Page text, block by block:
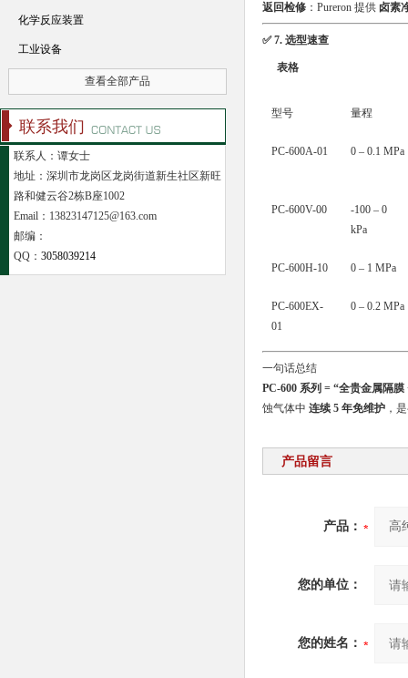
返回检修：Pureron 提供 卤素
✅ 7. 选型速查
表格
型号 量程
PC-600A-01 0 – 0.1 MPa
PC-600V-00
-100 – 0
kPa
PC-600H-10 0 – 1 MPa
PC-600EX-
01
0 – 0.2 MPa
一句话总结
PC-600 系列 = “全贵金属隔
蚀气体中 连续 5 年免维护，
产品留言
产品：
您的单位：
您的姓名：
化学反应装置
工业设备
查看全部产品
联系我们
联系人：谭女士
地址：深圳市龙岗区龙岗街道新生社区新旺
路和健云谷2栋B座1002
Email：13823147125@163.com
邮编：
QQ： 3058039214